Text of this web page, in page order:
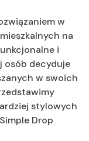
w
na
i
osób decyduje
w swoich
stylowych
Drop